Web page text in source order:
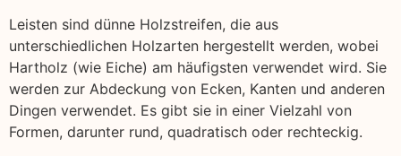
Leisten sind dünne Holzstreifen, die aus
unterschiedlichen Holzarten hergestellt werden, wobei
Hartholz (wie Eiche) am häufigsten verwendet wird. Sie
werden zur Abdeckung von Ecken, Kanten und anderen
Dingen verwendet. Es gibt sie in einer Vielzahl von
Formen, darunter rund, quadratisch oder rechteckig.